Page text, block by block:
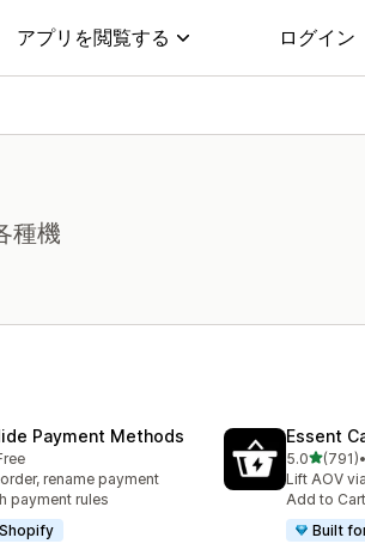
アプリを閲覧する ログイン
種機
Payment Methods
：365件
rename payment
payment rules
Essent
5.05つ星中
(791)
合計レビュ •
Lift AOV
Add to
Built